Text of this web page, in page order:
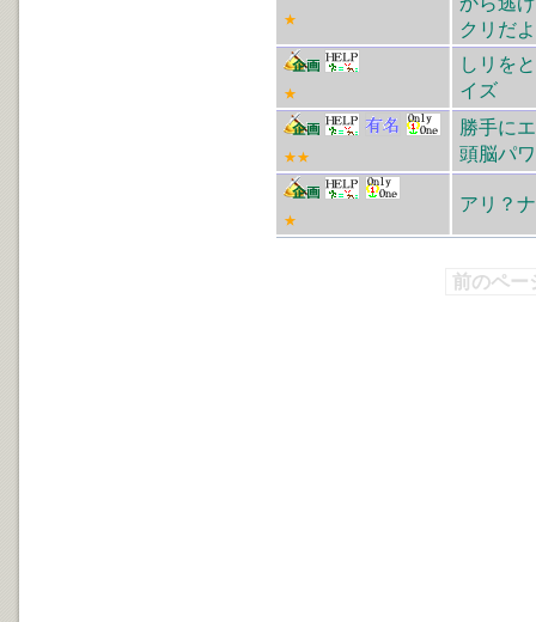
★
クリだ
★
しリを
イズ
★★
勝手に
頭脳パ
★
アリ？
前のペー